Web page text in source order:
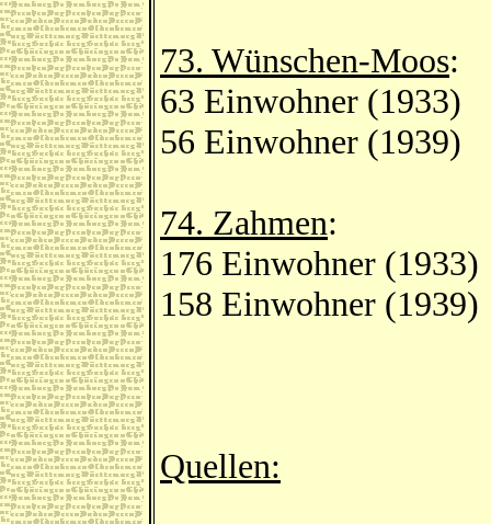
73. Wünschen-Moos:
63 Einwohner (1933)
56 Einwohner (1939)
74. Zahmen:
176 Einwohner (1933)
158 Einwohner (1939)
Quellen: